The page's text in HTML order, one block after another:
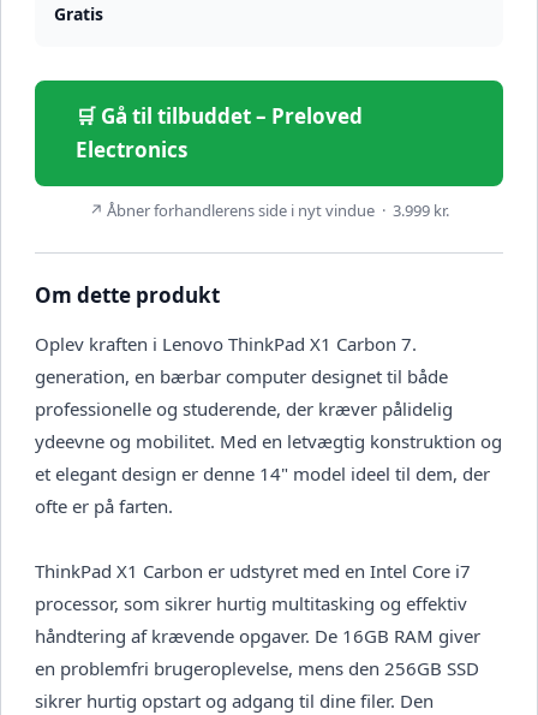
Gratis
🛒 Gå til tilbuddet – Preloved
Electronics
↗ Åbner forhandlerens side i nyt vindue · 3.999 kr.
Om dette produkt
Oplev kraften i Lenovo ThinkPad X1 Carbon 7.
generation, en bærbar computer designet til både
professionelle og studerende, der kræver pålidelig
ydeevne og mobilitet. Med en letvægtig konstruktion og
et elegant design er denne 14" model ideel til dem, der
ofte er på farten.
ThinkPad X1 Carbon er udstyret med en Intel Core i7
processor, som sikrer hurtig multitasking og effektiv
håndtering af krævende opgaver. De 16GB RAM giver
en problemfri brugeroplevelse, mens den 256GB SSD
sikrer hurtig opstart og adgang til dine filer. Den